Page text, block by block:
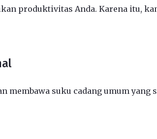
produktivitas Anda. Karena itu,
membawa suku cadang umum